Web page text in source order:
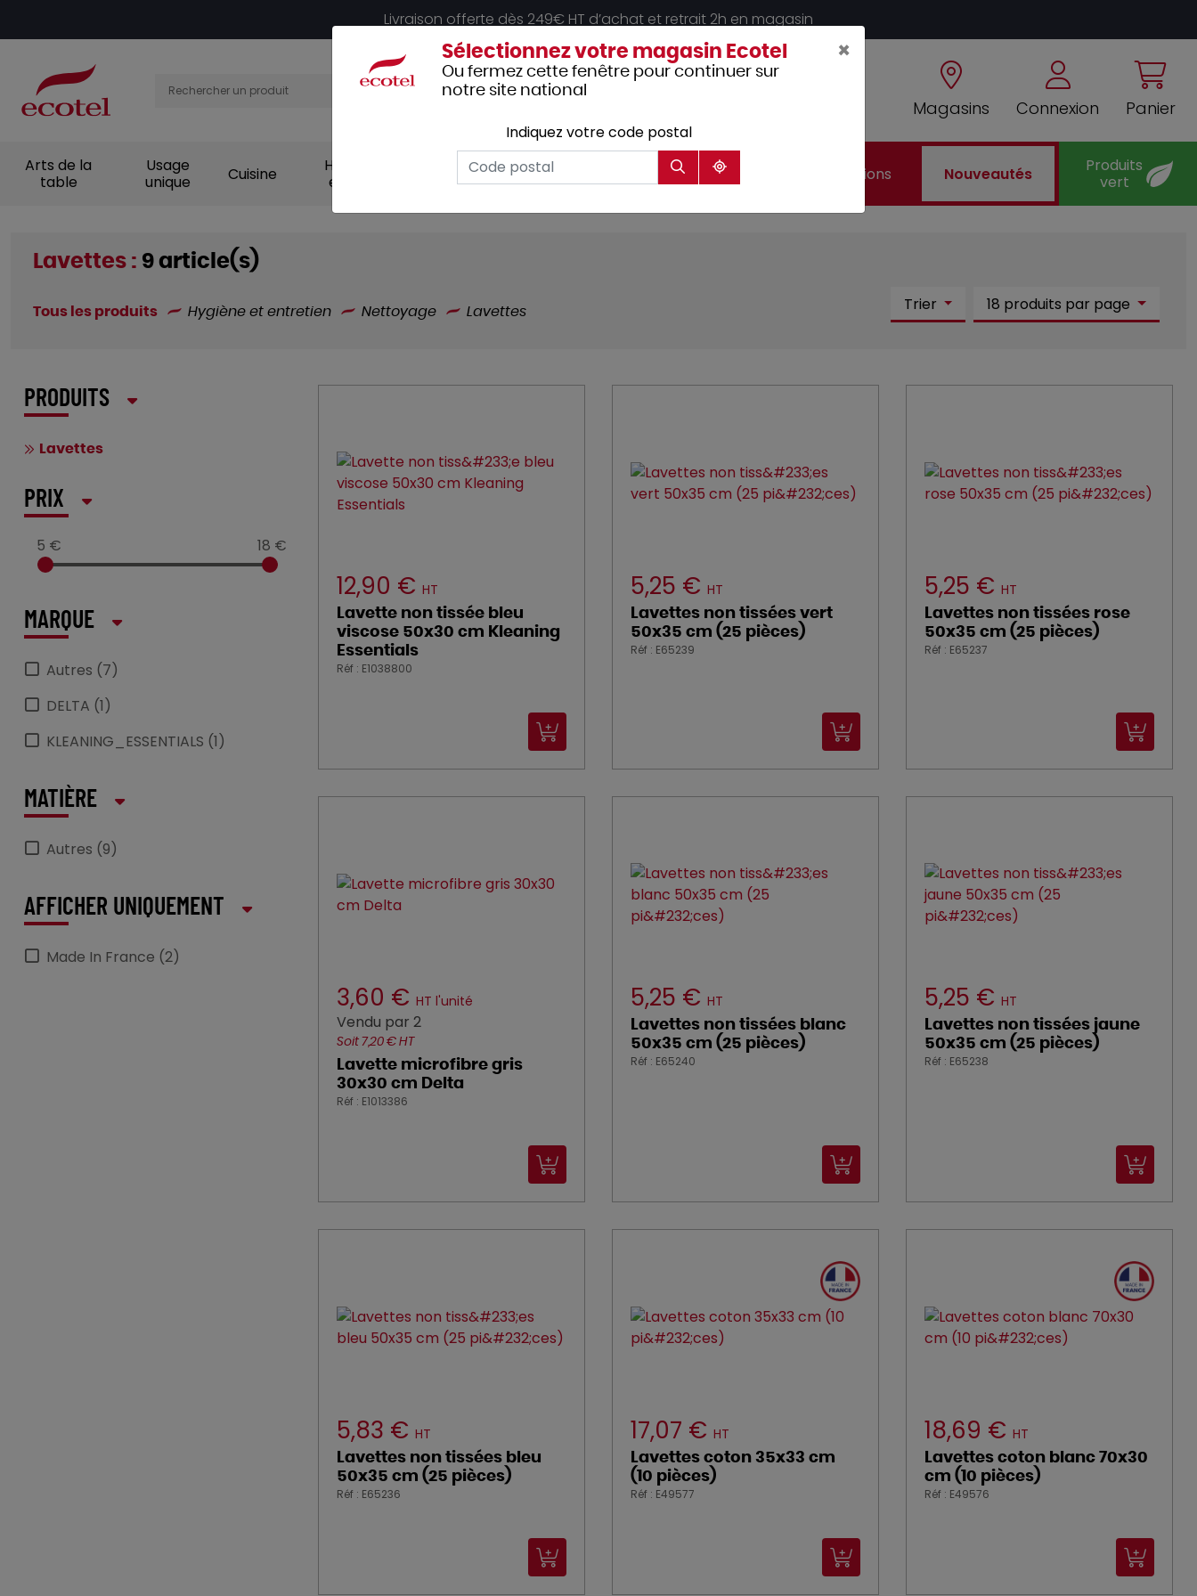
Livraison offerte dès 249€ HT d’achat et retrait 2h en magasin
Magasins Connexion Panier
Arts de la
table
Usage
unique
Cuisine
Hygiène et
entretien
Vêtements
professionnels
Hôtellerie Mobilier Promotions Nouveautés
Produits
vert
Lavettes : 9 article(s)
Tous les produits Hygiène et entretien Nettoyage Lavettes Trier 18 produits par page
PRODUITS
Lavettes
PRIX
5 € 18 €
MARQUE
Autres (7)
DELTA (1)
KLEANING_ESSENTIALS (1)
MATIÈRE
Autres (9)
AFFICHER UNIQUEMENT
Made In France (2)
12,90 € HT
Lavette non tissée bleu
viscose 50x30 cm Kleaning
Essentials
Réf : E1038800
5,25 € HT
Lavettes non tissées vert
50x35 cm (25 pièces)
Réf : E65239
5,25 € HT
Lavettes non tissées rose
50x35 cm (25 pièces)
Réf : E65237
3,60 € HT l'unité
Vendu par 2
Soit 7,20 € HT
Lavette microfibre gris
30x30 cm Delta
Réf : E1013386
5,25 € HT
Lavettes non tissées blanc
50x35 cm (25 pièces)
Réf : E65240
5,25 € HT
Lavettes non tissées jaune
50x35 cm (25 pièces)
Réf : E65238
5,83 € HT
Lavettes non tissées bleu
50x35 cm (25 pièces)
Réf : E65236
17,07 € HT
Lavettes coton 35x33 cm
(10 pièces)
Réf : E49577
18,69 € HT
Lavettes coton blanc 70x30
cm (10 pièces)
Réf : E49576
×
Sélectionnez votre magasin Ecotel
Ou fermez cette fenêtre pour continuer sur
notre site national
Indiquez votre code postal